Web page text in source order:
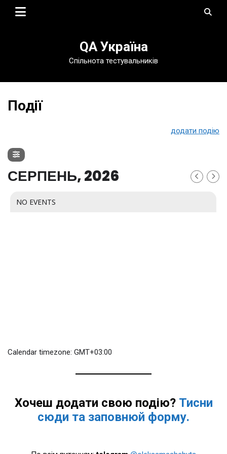
QA Україна
Спільнота тестувальників
Події
додати подію
СЕРПЕНЬ, 2026
NO EVENTS
Calendar timezone: GMT+03:00
Хочеш додати свою подію? Тисни
сюди та заповнюй форму.